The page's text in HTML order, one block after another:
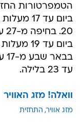
עד 23 בלילה.
וואלה! מזג האוויר
מזג אוויר התחזית